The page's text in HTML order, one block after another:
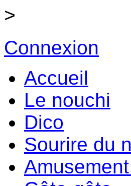
>
Connexion
Accueil
Le nouchi
Dico
Sourire du